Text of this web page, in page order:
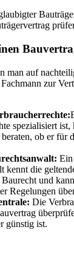
man auf
zur
spezialisiert
ob er für
Ein
kennt die
und
Regelungen
Die
günstig ist.